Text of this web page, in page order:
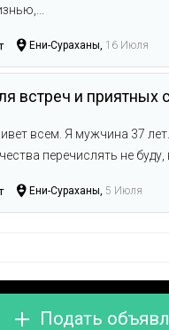
Ени-Сураханы, 16 Июля
встреч и приятных
всем. Я мужчина 37
перечислять не буду,
Ени-Сураханы, 5 Июля
Подать